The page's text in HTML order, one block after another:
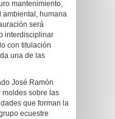
mantenimiento,
ambiental, humana
será
interdisciplinar
con titulación
una de las
José Ramón
moldes sobre las
que forman la
ecuestre